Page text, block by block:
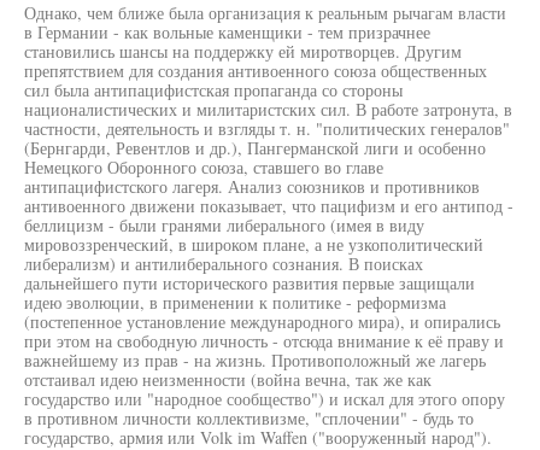
Однако, чем ближе была организация к реальным рычагам власти
в Германии - как вольные каменщики - тем призрачнее
становились шансы на поддержку ей миротворцев. Другим
препятствием для создания антивоенного союза общественных
сил была антипацифистская пропаганда со стороны
националистических и милитаристских сил. В работе затронута, в
частности, деятельность и взгляды т. н. "политических генералов"
(Бернгарди, Ревентлов и др.), Пангерманской лиги и особенно
Немецкого Оборонного союза, ставшего во главе
антипацифистского лагеря. Анализ союзников и противников
антивоенного движени показывает, что пацифизм и его антипод -
беллицизм - были гранями либерального (имея в виду
мировоззренческий, в широком плане, а не узкополитический
либерализм) и антилиберального сознания. В поисках
дальнейшего пути исторического развития первые защищали
идею эволюции, в применении к политике - реформизма
(постепенное установление международного мира), и опирались
при этом на свободную личность - отсюда внимание к её праву и
важнейшему из прав - на жизнь. Противоположный же лагерь
отстаивал идею неизменности (война вечна, так же как
государство или "народное сообщество") и искал для этого опору
в противном личности коллективизме, "сплочении" - будь то
государство, армия или Volk im Waffen ("вооруженный народ").